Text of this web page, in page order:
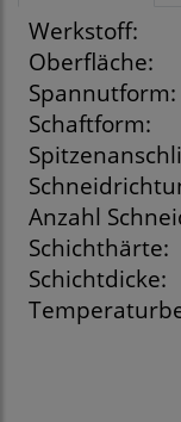
Werkstoff:
Oberfläche:
Spannutform:
Schaftform:
Anzahl
Schichthärte:
Schichtdicke: